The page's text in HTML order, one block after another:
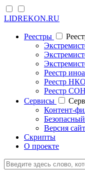
LIDREKON.RU
Реестры
Реестр
Реестр НКО
Реестр
Cервисы
Контент-
Версия
Скрипты
О проекте